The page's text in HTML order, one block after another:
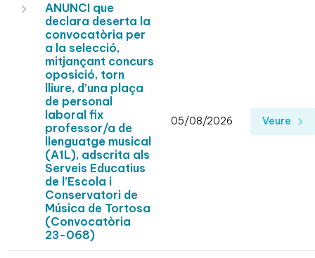
ANUNCI que
declara deserta la
convocatòria per
a la selecció,
mitjançant concurs
oposició, torn
lliure, d’una plaça
de personal
laboral fix
professor/a de
llenguatge musical
(A1L), adscrita als
Serveis Educatius
de l’Escola i
Conservatori de
Música de Tortosa
(Convocatòria
23-068)
05/08/2026 Veure